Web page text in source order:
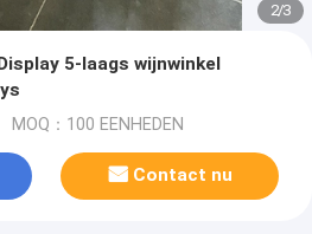
2/3
5-laags wijnwinkel
MOQ：100 EENHEDEN
Contact nu